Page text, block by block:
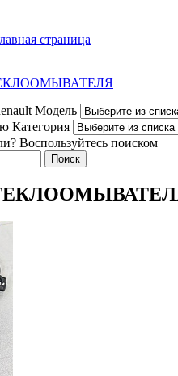
страница
Модель
Категория
Воспользуйтесь поиском